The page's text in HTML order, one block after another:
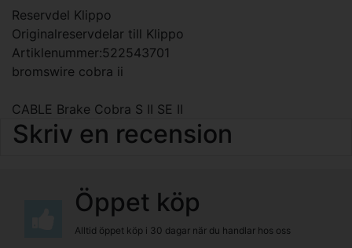
Reservdel Klippo
Originalreservdelar till Klippo
Artiklenummer:522543701
bromswire cobra ii
CABLE Brake Cobra S II SE II
Skriv en recension
Öppet köp
Alltid öppet köp i 30 dagar när du handlar hos oss